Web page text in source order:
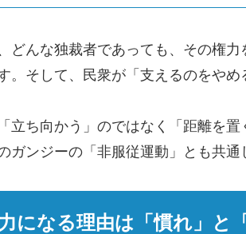
どんな独裁者であっても、その権
。そして、民衆が「支えるのをや
立ち向かう」のではなく「距離を
ガンジーの「非服従運動」とも共通
になる理由は「慣れ」と